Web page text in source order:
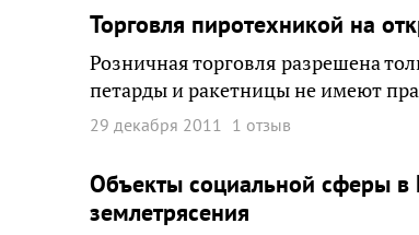
Торговля пиротехникой на
Розничная торговля разрешена
петарды и ракетницы не имеют
29 декабря 2011 1 отзыв
Объекты социальной сферы в
землетрясения